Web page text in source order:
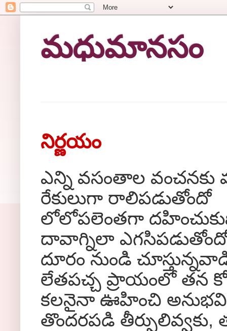
మధుమానసం
నిర్ణయం
ఎన్ని వసంతాల వంచనకు
రేకులుగా రాలిపడుతోందో
లోలోపలెంతగా
దావాగ్నిలా
దూరం నుండి
లేతపచ్చ ప్రాయంలో తన
కలనైనా ఊహించి
తొందరపడి